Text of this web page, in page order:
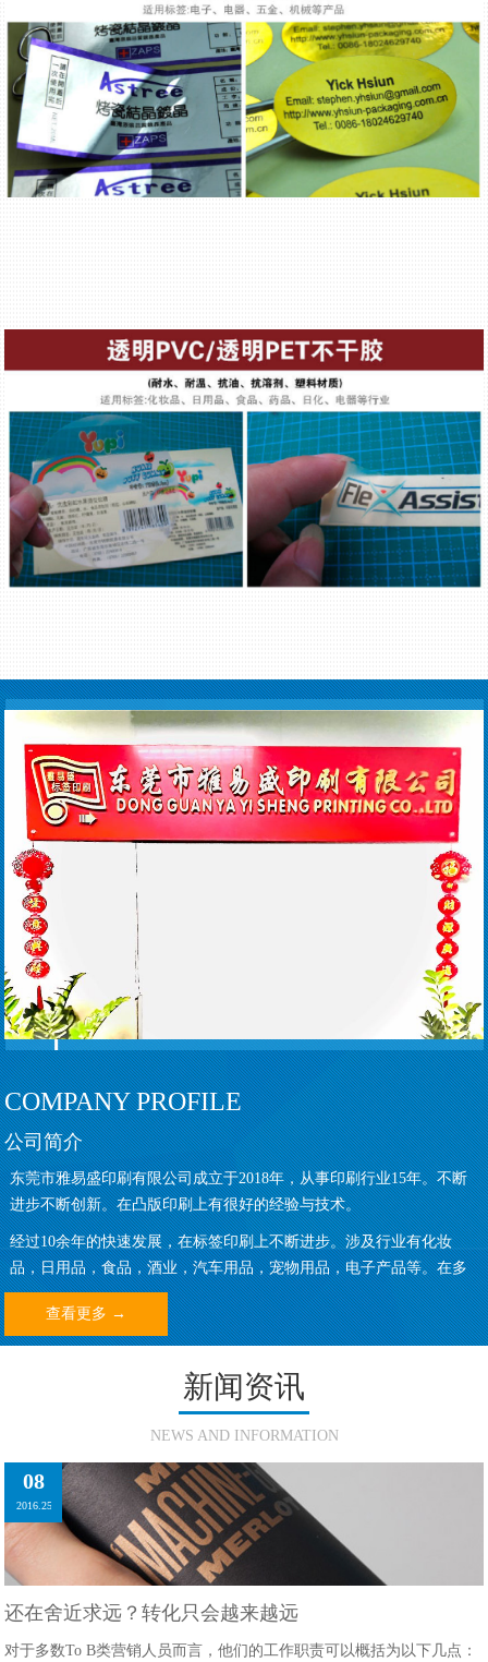
COMPANY PROFILE
公司简介
东莞市雅易盛印刷有限公司成立于2018年，从事印刷行业15年。不断
进步不断创新。在凸版印刷上有很好的经验与技术。
经过10余年的快速发展，在标签印刷上不断进步。涉及行业有化妆
品，日用品，食品，酒业，汽车用品，宠物用品，电子产品等。在多
行业的外包装标签有丰富的经验。
查看更多 →
新闻资讯
NEWS AND INFORMATION
08
2016.25
还在舍近求远？转化只会越来越远
对于多数To B类营销人员而言，他们的工作职责可以概括为以下几点：